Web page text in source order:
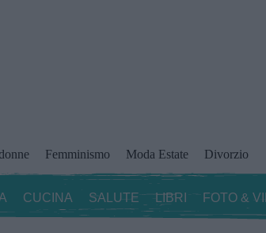
Femminismo Moda Estate Divorzio
CUCINA SALUTE LIBRI FOTO &